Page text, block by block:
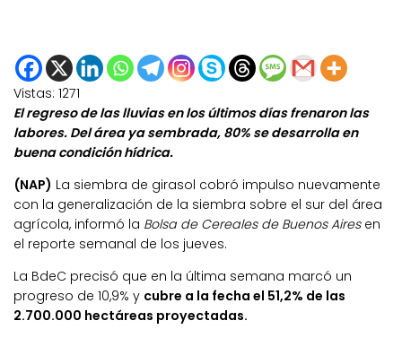
Vistas: 1271
El regreso de las lluvias en los últimos días frenaron las
labores. Del área ya sembrada, 80% se desarrolla en
buena condición hídrica.
(NAP) La siembra de girasol cobró impulso nuevamente
con la generalización de la siembra sobre el sur del área
agrícola, informó la Bolsa de Cereales de Buenos Airesen
el reporte semanal de los jueves.
La BdeC precisó que en la última semana marcó un
progreso de 10,9% y cubre a la fecha el 51,2% de las
2.700.000 hectáreas proyectadas.